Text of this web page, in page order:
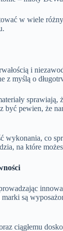
w wiele
i
z myślą o
sprawiają,
być pewien, że
wykonania, co
na które
są
ciągłemu